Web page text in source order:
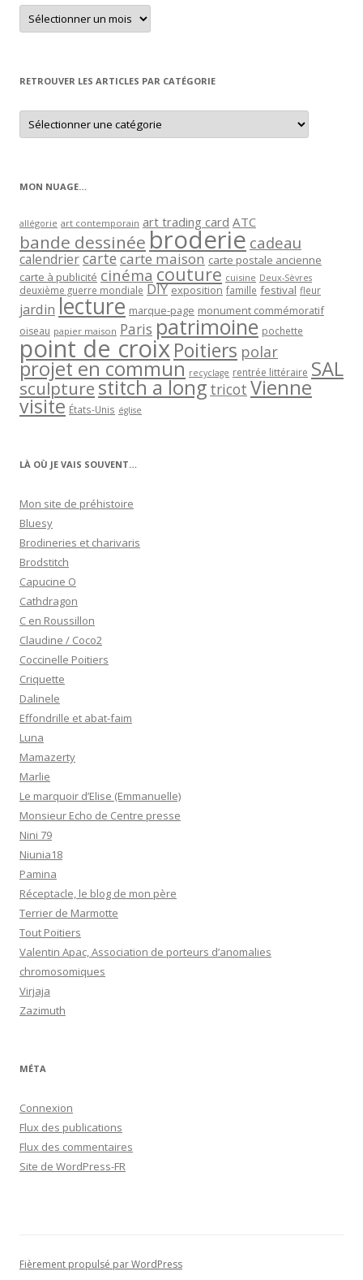
Retrouver
un
article
RETROUVER LES ARTICLES PAR CATÉGORIE
Retrouver
les
articles
MON NUAGE…
allégorie art contemporain art trading card ATC
bande dessinée broderie cadeau
calendriercartecarte maison carte postale ancienne
carte à publicité cinéma couture cuisine Deux-Sèvres
deuxième guerre mondiale DIY exposition famille festival fleur
jardin lecture marque-page monument commémoratif
oiseau papier maison Paris patrimoine pochette
point de croixPoitiers polar
projet en commun recyclage rentrée littéraire SAL
sculpturestitch a long tricot Vienne
visite États-Unis église
LÀ OÙ JE VAIS SOUVENT…
Mon site de préhistoire
Bluesy
Brodineries et charivaris
Brodstitch
Capucine O
Cathdragon
C en Roussillon
Claudine / Coco2
Coccinelle Poitiers
Criquette
Dalinele
Effondrille et abat-faim
Luna
Mamazerty
Marlie
Le marquoir d’Elise (Emmanuelle)
Monsieur Echo de Centre presse
Nini 79
Niunia18
Pamina
Réceptacle, le blog de mon père
Terrier de Marmotte
Tout Poitiers
Valentin Apac, Association de porteurs d’anomalies
chromosomiques
Virjaja
Zazimuth
MÉTA
Connexion
Flux des publications
Flux des commentaires
Site de WordPress-FR
Fièrement propulsé par WordPress